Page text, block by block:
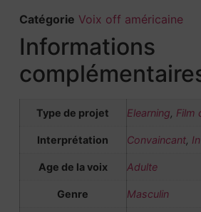
Catégorie Voix off américaine
Informations
Type de projet Elearning Film
Interprétation Convaincant,
Age de la voix Adulte
Genre Masculin